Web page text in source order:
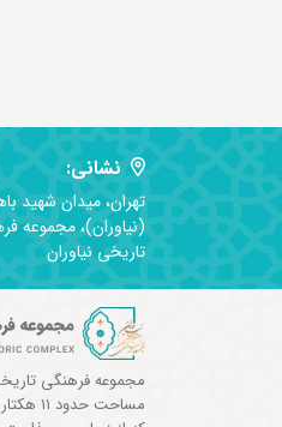
نشانی:
تهران، میدان شهید
(نیاوران)، مجموعه
تاریخی نیاوران
مجموعه فرهنگی
مساحت